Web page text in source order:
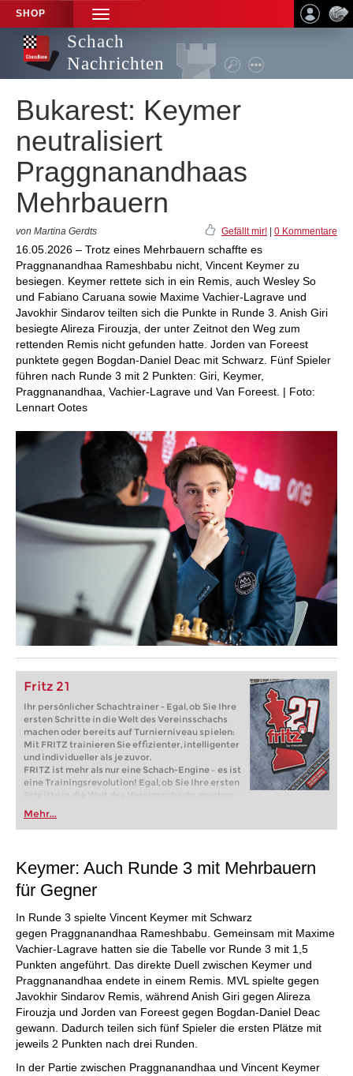
SHOP
TOGGLE
NAVIGATION
Schach
Nachrichten
Bukarest: Keymer
neutralisiert
Praggnanandhaas
Mehrbauern
von Martina Gerdts Gefällt mir! 0 Kommentare
16.05.2026 – Trotz eines Mehrbauern schaffte es
Praggnanandhaa Rameshbabu nicht, Vincent Keymer zu
besiegen. Keymer rettete sich in ein Remis, auch Wesley So
und Fabiano Caruana sowie Maxime Vachier-Lagrave und
Javokhir Sindarov teilten sich die Punkte in Runde 3. Anish Giri
besiegte Alireza Firouzja, der unter Zeitnot den Weg zum
rettenden Remis nicht gefunden hatte. Jorden van Foreest
punktete gegen Bogdan-Daniel Deac mit Schwarz. Fünf Spieler
führen nach Runde 3 mit 2 Punkten: Giri, Keymer,
Praggnanandhaa, Vachier-Lagrave und Van Foreest. | Foto:
Lennart Ootes
Fritz 21
Ihr persönlicher Schachtrainer - Egal, ob Sie Ihre
ersten Schritte in die Welt des Vereinsschachs
machen oder bereits auf Turnierniveau spielen:
Mit FRITZ trainieren Sie effizienter, intelligenter
und individueller als je zuvor.
FRITZ ist mehr als nur eine Schach-Engine – es ist
eine Trainingsrevolution! Egal, ob Sie Ihre ersten
Schritte in die Welt des Vereinsschachs machen
oder bereits auf Turnierniveau spielen: Mit
FRITZ trainieren Sie effizienter, intelligenter und
individueller als je zuvor.
Mehr...
Keymer: Auch Runde 3 mit Mehrbauern
für Gegner
In Runde 3 spielte Vincent Keymer mit Schwarz
gegen Praggnanandhaa Rameshbabu. Gemeinsam mit Maxime
Vachier-Lagrave hatten sie die Tabelle vor Runde 3 mit 1,5
Punkten angeführt. Das direkte Duell zwischen Keymer und
Praggnanandhaa endete in einem Remis. MVL spielte gegen
Javokhir Sindarov Remis, während Anish Giri gegen Alireza
Firouzja und Jorden van Foreest gegen Bogdan-Daniel Deac
gewann. Dadurch teilen sich fünf Spieler die ersten Plätze mit
jeweils 2 Punkten nach drei Runden.
In der Partie zwischen Praggnanandhaa und Vincent Keymer